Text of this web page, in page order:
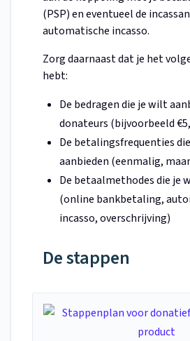
(PSP) en eventueel de
automatische incasso.
Zorg daarnaast dat je het
hebt:
De bedragen die je wilt
donateurs (bijvoorbeeld
De betalingsfrequenties
aanbieden (eenmalig,
De betaalmethodes die je
(online bankbetaling,
incasso, overschrijving)
De stappen